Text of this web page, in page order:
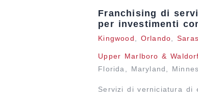
Franchising di
per investimenti
Kingwood Orlando
Upper Marlboro & Waldorf
Florida
Maryland
Servizi di verniciatura di